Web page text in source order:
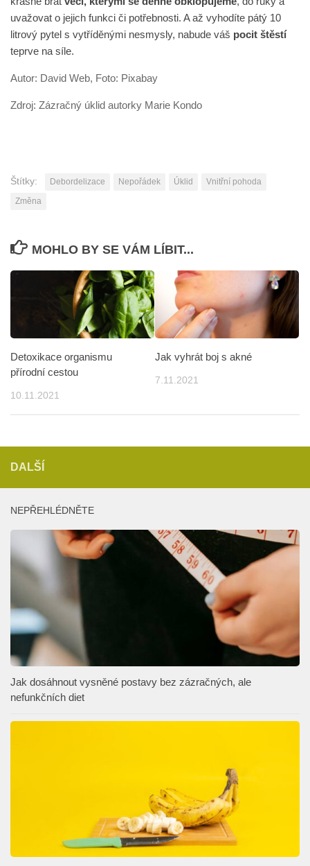
uvažovat o jejich funkci či potřebnosti. A až vyhodíte pátý 10
litrový pytel s vytříděnými nesmysly, nabude váš pocit štěstí
teprve na síle.
Autor: David Web, Foto: Pixabay
Zdroj: Zázračný úklid autorky Marie Kondo
Štítky: Debordelizace Nepořádek Úklid
Vnitřní pohoda
Změna
MOHLO BY SE VÁM LÍBIT...
Detoxikace organismu
přírodní cestou
10.11.2021
Jak vyhrát boj s akné
7.11.2021
DALŠÍ
NEPŘEHLÉDNĚTE
Jak dosáhnout vysněné postavy bez zázračných, ale
nefunkčních diet